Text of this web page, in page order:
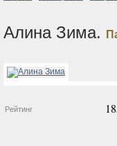
Алина Зима.
Рейтинг